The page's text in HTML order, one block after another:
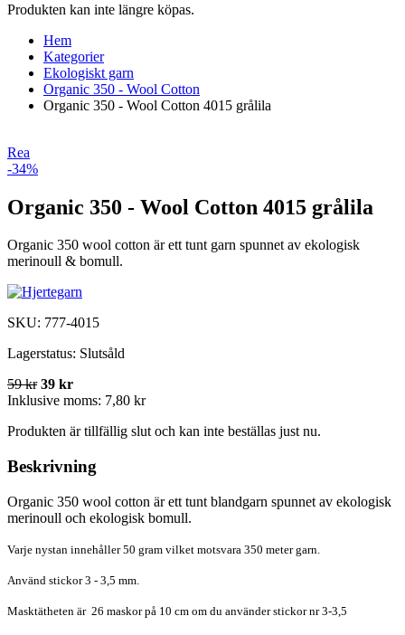
Produkten kan inte längre köpas.
Hem
Kategorier
Ekologiskt garn
Organic 350 - Wool Cotton
Organic 350 - Wool Cotton 4015 grålila
Rea
-34%
Organic 350 - Wool Cotton 4015 grålila
Organic 350 wool cotton är ett tunt garn spunnet av ekologisk
merinoull & bomull.
SKU: 777-4015
Lagerstatus: Slutsåld
59 kr 39 kr
Inklusive moms: 7,80 kr
Produkten är tillfällig slut och kan inte beställas just nu.
Beskrivning
Organic 350 wool cotton är ett tunt blandgarn spunnet av ekologisk
merinoull och ekologisk bomull.
Varje nystan innehåller 50 gram vilket motsvara 350 meter garn.
Använd stickor 3 - 3,5 mm.
Masktätheten är 26 maskor på 10 cm om du använder stickor nr 3-3,5